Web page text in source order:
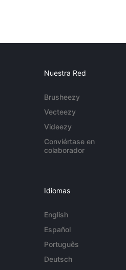
Nuestra Red
Brusheezy
Vecteezy
Videezy
Conviértase en
colaborador
Idiomas
English
Español
Português
Deutsch